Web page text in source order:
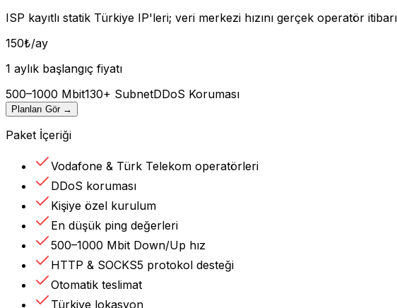
ISP kayıtlı statik Türkiye IP'leri; veri merkezi hızını gerçek operatör
150₺/ay
1 aylık başlangıç fiyatı
500–1000 Mbit130+ SubnetDDoS Koruması
Planları Gör →
Paket İçeriği
Vodafone & Türk Telekom operatörleri
DDoS koruması
Kişiye özel kurulum
En düşük ping değerleri
500–1000 Mbit Down/Up hız
HTTP & SOCKS5 protokol desteği
Otomatik teslimat
Türkiye lokasyon